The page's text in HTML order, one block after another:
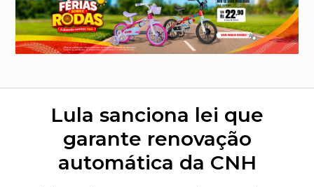
Lula sanciona lei que
garante renovação
automática da CNH